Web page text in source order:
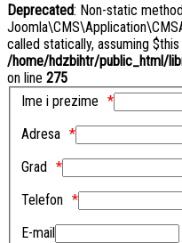
Deprecated: Non-static
called statically, assuming
/home/hdzbihtr/public_html/
on line 275
Ime i prezime
Adresa
Grad
Telefon
E-mail